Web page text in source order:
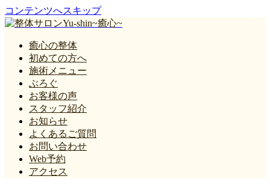
コンテンツへスキップ
癒心の整体
初めての方へ
施術メニュー
ぶろぐ
お客様の声
スタッフ紹介
お知らせ
よくあるご質問
お問い合わせ
Web予約
アクセス